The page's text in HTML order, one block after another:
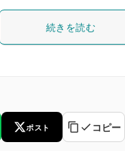
続きを読む
ポスト コピー